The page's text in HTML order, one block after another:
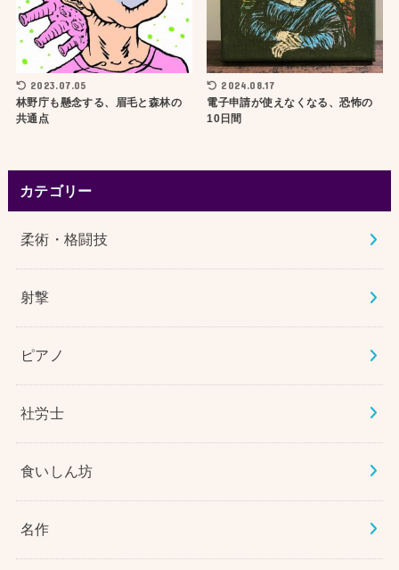
2023.07.05
林野庁も懸念する、眉毛と森林の
共通点
2024.08.17
電子申請が使えなくなる、恐怖の
10日間
カテゴリー
柔術・格闘技
射撃
ピアノ
社労士
食いしん坊
名作